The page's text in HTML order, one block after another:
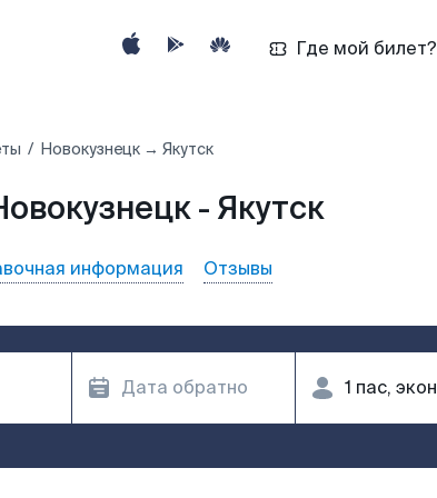
Где мой билет?
Новокузнецк → Якутск
- Якутск
информация Отзывы